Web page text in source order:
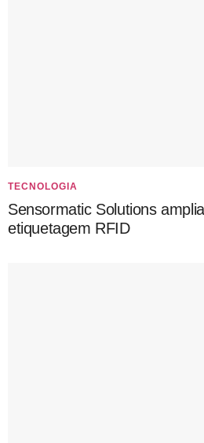
TECNOLOGIA
Sensormatic Solutions
etiquetagem RFID